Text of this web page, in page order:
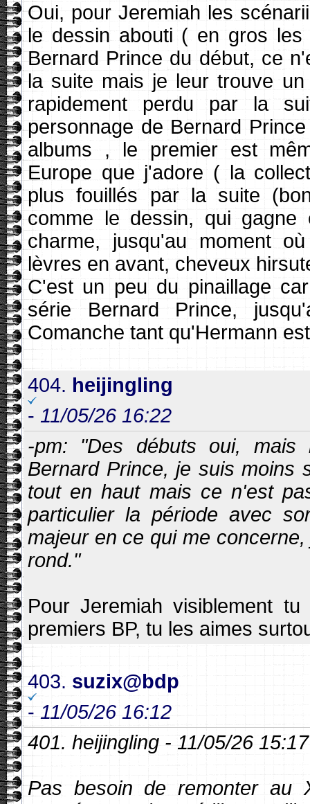
Oui, pour Jeremiah les
le dessin abouti ( en gros les
Bernard Prince du début, ce
la suite mais je leur trouve
rapidement perdu par la
personnage de Bernard
albums , le premier est
Europe que j'adore ( la
plus fouillés par la suite
comme le dessin, qui
charme, jusqu'au moment
lèvres en avant, cheveux
C'est un peu du pinaillage
série Bernard Prince,
Comanche tant qu'Hermann
404. heijingling
- 11/05/26 16:22
-pm: "Des débuts oui, mais
Bernard Prince, je suis moins
tout en haut mais ce n'est
particulier la période avec
majeur en ce qui me
rond."
Pour Jeremiah visiblement
premiers BP, tu les aimes
403. suzix@bdp
-11/05/26 16:12
401. heijingling - 11/05/26 15:17
Pas besoin de remonter au